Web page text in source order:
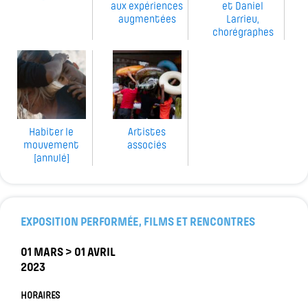
aux expériences
augmentées
et Daniel
Larrieu,
chorégraphes
Habiter le
mouvement
[annulé]
Artistes
associés
EXPOSITION PERFORMÉE, FILMS ET RENCONTRES
01 MARS > 01 AVRIL
2023
HORAIRES